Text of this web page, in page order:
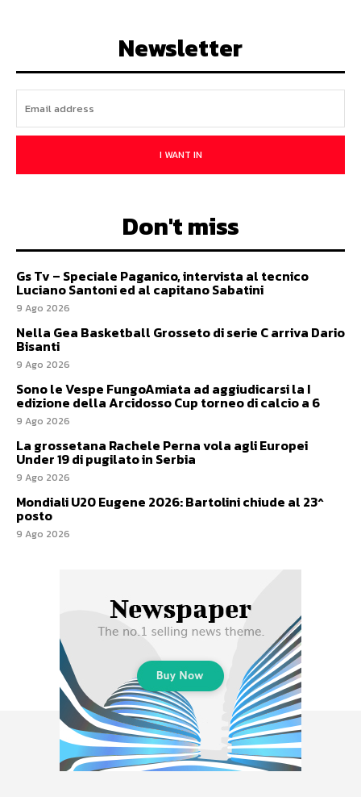
Newsletter
I WANT IN
Don't miss
Gs Tv – Speciale Paganico, intervista al tecnico
Luciano Santoni ed al capitano Sabatini
9 Ago 2026
Nella Gea Basketball Grosseto di serie C arriva Dario
Bisanti
9 Ago 2026
Sono le Vespe FungoAmiata ad aggiudicarsi la I
edizione della Arcidosso Cup torneo di calcio a 6
9 Ago 2026
La grossetana Rachele Perna vola agli Europei
Under 19 di pugilato in Serbia
9 Ago 2026
Mondiali U20 Eugene 2026: Bartolini chiude al 23^
posto
9 Ago 2026